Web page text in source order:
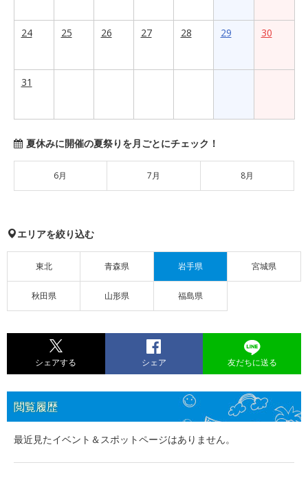
24 25 26 27 28 29 30
31
夏休みに開催の夏祭りを月ごとにチェック！
6月 7月 8月
エリアを絞り込む
東北 青森県 岩手県 宮城県
秋田県 山形県 福島県
シェアする シェア 友だちに送る
閲覧履歴
最近見たイベント＆スポットページはありません。